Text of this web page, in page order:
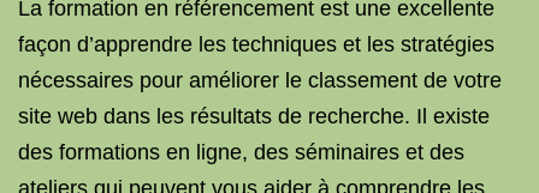
La formation en référencement est une excellente
façon d’apprendre les techniques et les stratégies
nécessaires pour améliorer le classement de votre
site web dans les résultats de recherche. Il existe
des formations en ligne, des séminaires et des
ateliers qui peuvent vous aider à comprendre les